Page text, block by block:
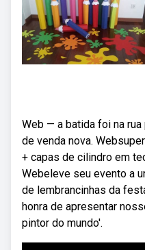
Web — a batida foi na
de venda nova.
+ capas de cilindro em
Webeleve seu evento a
de lembrancinhas da
honra de apresentar
pintor do mundo'.